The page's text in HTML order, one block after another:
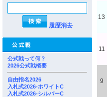
履歴消去
公式戦って何？
2026公式戦概要
自由指名2026
入札式2026-ホワイトC
入札式2026-シルバーC
13
11
9